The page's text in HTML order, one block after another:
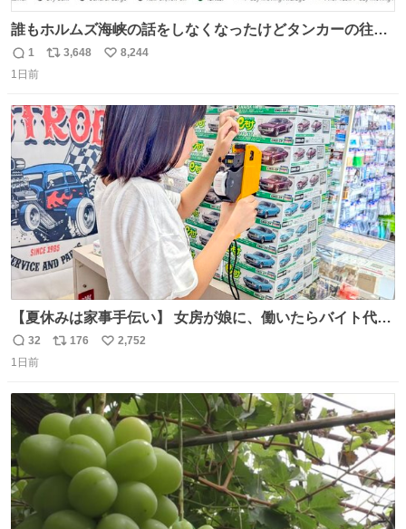
誰もホルムズ海峡の話をしなくなったけどタンカーの往来
は消滅したままですねと
返
信
1
リ
ト
数
3,648
い
数
8,244
1日前
【夏休みは家事手伝い】 女房が娘に、働いたらバイト代も
らえば？と言ったら、娘は、いらない、と言って黙々と働
いてくれました。 あとでソフトクリーム買ってやろうと思
返
信
32
リ
ト
数
176
い
数
2,752
1日前